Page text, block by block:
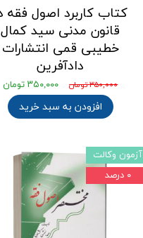
کتاب کاربرد اصول فقه
قانون مدنی سید کمال
خطیبی قمی انتشارات
دادآفرین
۳۵۰,۰۰۰ تومان ۳۵۰,۰۰۰ تومان
افزودن به سبد خرید
آزمون وکالت
۰ درصد